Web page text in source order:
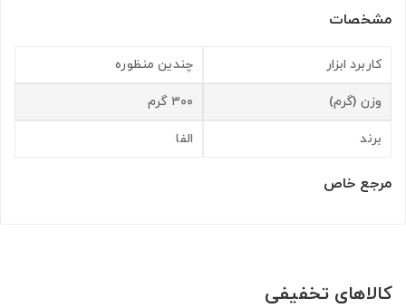
مشخصات
کاربرد ابزار چندین منظوره
وزن (گرم) ۳۰۰ گرم
برند الفا
مرجع خاص
کالاهای تخفیفی